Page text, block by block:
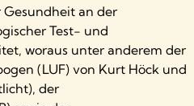
an der
Test- und
woraus unter anderem der
(LUF) von Kurt Höck und
der